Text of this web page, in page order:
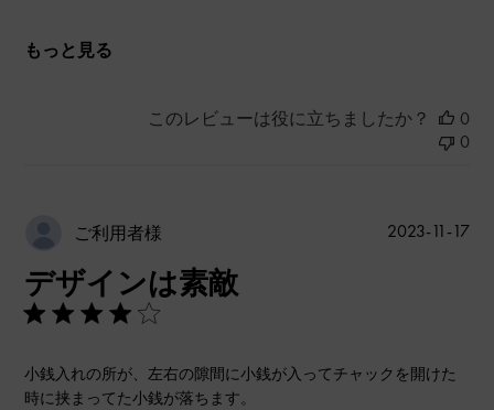
もっと見る
このレビューは役に立ちましたか？
0
0
ご利用者様
デザインは素敵
小銭入れの所が、左右の隙間に小銭が入ってチャックを開けた
時に挟まってた小銭が落ちます。
公
2023-11-17